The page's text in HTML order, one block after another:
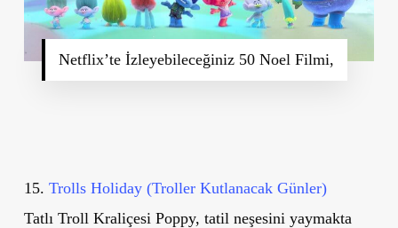
Netflix’te İzleyebileceğiniz 50 Noel Filmi,
15. Trolls Holiday (Troller Kutlanacak Günler)
Tatlı Troll Kraliçesi Poppy, tatil neşesini yaymakta